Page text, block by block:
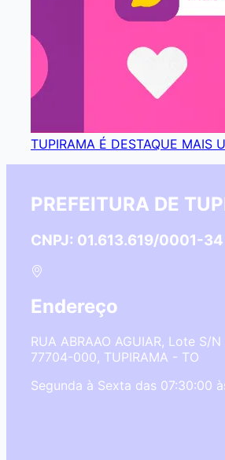
TUPIRAMA É DESTAQUE MAIS
PREFEITURA DE
CNPJ: 01.613.619/0001-34
Endereço
RUA ABRAAO AGUIAR, Lote S/
77704-000, TUPIRAMA - TO
Segunda à Sexta das 07:30:00